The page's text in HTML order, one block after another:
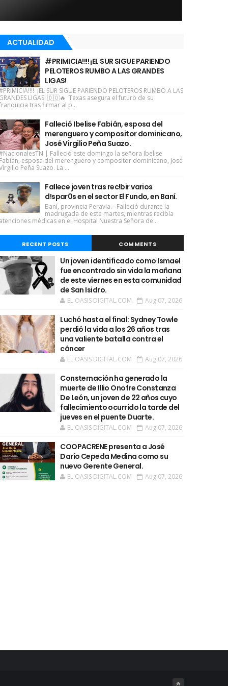
ACTUALIDAD
#PRIMICIA!!!! ¡EL SUR SIGUE PARIENDO
PELOTEROS RUMBO A LAS GRANDES
LIGAS!
¡EL SUR SIGUE PARIENDO PELOTEROS RUMBO A LAS
LIGAS! 🇩🇴🔥 Texas asegura el futuro de su
tras firmar al p...
Falleció Ibelise Fabián, esposa del
merenguero y compositor dominicano,
José Virgilio Peña Suazo.
| Falleció este domingo la señora Ibelise
esposa del merenguero y compositor dominicano, José
Peña Suazo. La ...
Fallece joven tras rec!bir varios
d!spar0s en el sector El Fundo, en Baní.
Baní, provincia Peravia.– Falleció durante la
madrugada de este martes, mientras recibía
médicas en el Hospital Nuestra Señora de...
RECENT POSTS COMMENTS
Un joven identificado como Ismael
fue encontrado sin vida la mañana
de este viernes en esta comunidad
de San Isidro.
EL OASIS DIGITAL.COM Aug 07, 2026
Luchó hasta el final: Sydney Towle
perdió la vida a los 26 años tras
una valiente batalla contra el
cáncer
EL OASIS DIGITAL.COM Aug 07, 2026
Consternación ha generado la
muerte de Illio Onofre Constanza
De León, un joven de 22 años cuyo
fallecimiento ocurrido la tarde del
jueves en el puente Duarte.
EL OASIS DIGITAL.COM Aug 07, 2026
COOPACRENE presenta a José
Darío Cepeda Medina como su
nuevo Gerente General.
EL OASIS DIGITAL.COM Aug 07, 2026